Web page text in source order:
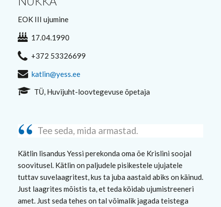
EOK III ujumine
17.04.1990
+372 53326699
katlin@yess.ee
TÜ, Huvijuht-loovtegevuse õpetaja
Tee seda, mida armastad.
Kätlin lisandus Yessi perekonda oma õe Krislini soojal
soovitusel. Kätlin on paljudele pisikestele ujujatele
tuttav suvelaagritest, kus ta juba aastaid abiks on käinud.
Just laagrites mõistis ta, et teda köidab ujumistreeneri
amet. Just seda tehes on tal võimalik jagada teistega